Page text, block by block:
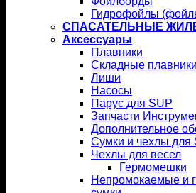
Гидрофойлы
СПАСАТЕЛЬНЫЕ
Аксессуары
Плавники
Складные плавники
Лиши
Насосы
Парус для SUP
Запчасти
Дополнительное
Сумки и чехлы для
Чехлы для весел
Гермомешки
Непромокаемые и